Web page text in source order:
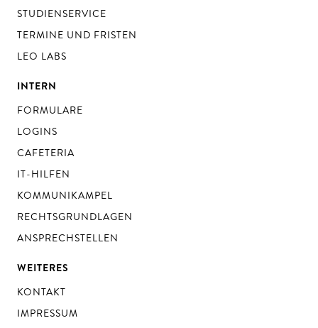
STUDIENSERVICE
TERMINE UND FRISTEN
LEO LABS
INTERN
FORMULARE
LOGINS
CAFETERIA
IT-HILFEN
KOMMUNIKAMPEL
RECHTSGRUNDLAGEN
ANSPRECHSTELLEN
WEITERES
KONTAKT
IMPRESSUM